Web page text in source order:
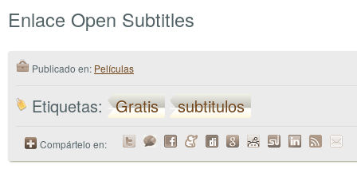
Enlace Open Subtitles
Publicado en: Películas
Etiquetas: Gratis subtitulos
Compártelo en: